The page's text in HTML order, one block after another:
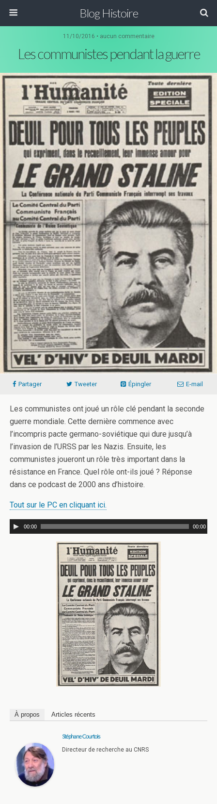
Blog Histoire
11/10/2016 • aucun commentaire
Les communistes pendant la guerre
Partager Tweeter Épingler E-mail
Les communistes ont joué un rôle clé pendant la seconde
guerre mondiale. Cette dernière commence avec
l’incompris pacte germano-soviétique qui dure jusqu’à
l’invasion de l’URSS par les Nazis. Ensuite, les
communistes joueront un rôle très important dans la
résistance en France. Quel rôle ont-ils joué ? Réponse
dans ce podcast de 2000 ans d’histoire.
Tout sur le PC en cliquant ici.
00:00 00:00
À propos Articles récents
Stéphane Courtois
Directeur de recherche au CNRS